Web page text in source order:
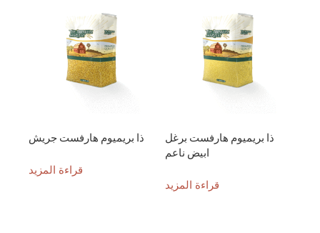
ذا بريميوم هارفست جريش
قراءة المزيد
ذا بريميوم هارفست برغل
ابيض ناعم
قراءة المزيد